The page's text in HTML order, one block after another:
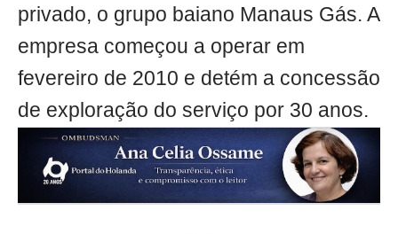
privado, o grupo baiano Manaus Gás. A
empresa começou a operar em
fevereiro de 2010 e detém a concessão
de exploração do serviço por 30 anos.